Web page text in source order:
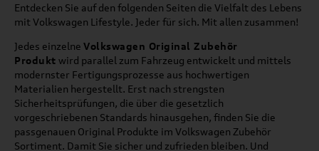
Entdecken Sie auf den folgenden Seiten die Vielfalt des Lebens
mit Volkswagen Lifestyle. Jeder für sich. Mit allen zusammen!
Jedes einzelne Volkswagen Original Zubehör
Produkt wird parallel zum Fahrzeug entwickelt und mittels
modernster Fertigungsprozesse aus hochwertigen
Materialien hergestellt. Erst nach strengsten
Sicherheitsprüfungen, die über die gesetzlich
vorgeschriebenen Standards hinausgehen, finden Sie die
passgenauen Original Produkte im Volkswagen Zubehör
Sortiment. Damit Sie sicher und zufrieden bleiben. Und